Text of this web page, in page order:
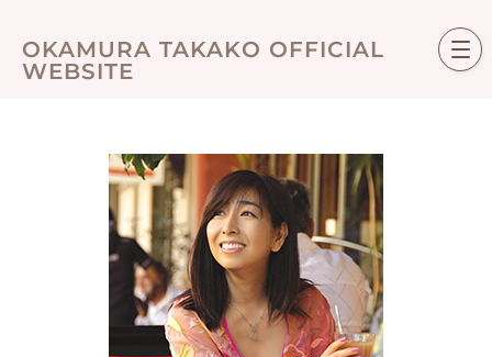
content
OKAMURA TAKAKO OFFICIAL
WEBSITE